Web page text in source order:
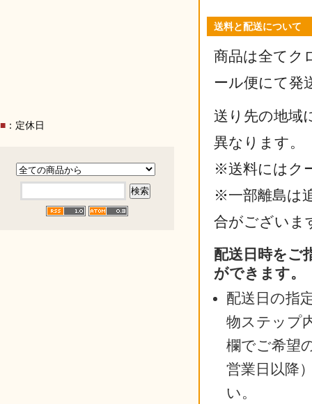
送料と配送について
商品は全てク
ール便にて発
送り先の地域
異なります。
※送料にはク
※一部離島は
合がございま
配送日時をご
ができます。
配送日の指
物ステップ
欄でご希望
営業日以降
い。
■ ：定休日